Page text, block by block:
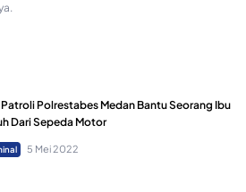
Patroli Polrestabes Medan Bantu Seorang Ibu
Dari Sepeda Motor
5 Mei 2022